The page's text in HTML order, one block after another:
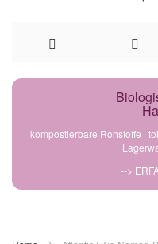
Direkt
kompostierbare Rohstoffe |
-->